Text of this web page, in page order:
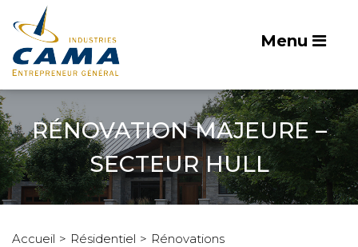
Menu
RÉNOVATION MAJEURE –
SECTEUR HULL
Accueil Résidentiel
Rénovations